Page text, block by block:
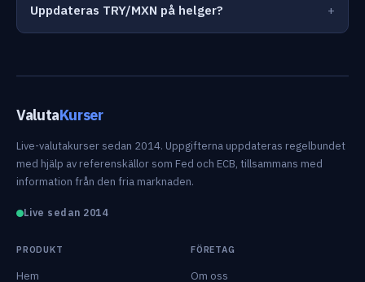
Uppdateras TRY/MXN på helger?
ValutaKurser
Live-valutakurser sedan 2014. Uppgifterna uppdateras regelbundet
med hjälp av referenskällor som Fed och ECB, tillsammans med
information från den fria marknaden.
Live sedan 2014
PRODUKT
Hem
FÖRETAG
Om oss